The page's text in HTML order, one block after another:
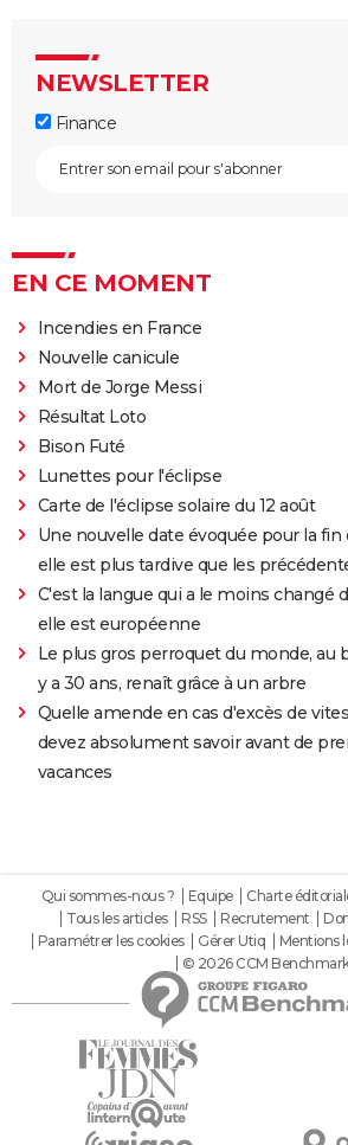
NEWSLETTER
Finance
EN CE MOMENT
Incendies en France
Nouvelle canicule
Mort de Jorge Messi
Résultat Loto
Bison Futé
Lunettes pour l'éclipse
Carte de l'éclipse solaire du 12 août
Une nouvelle date évoquée pour la fin
elle est plus tardive que les
C'est la langue qui a le moins changé
elle est européenne
Le plus gros perroquet du monde, au
y a 30 ans, renaît grâce à un arbre
Quelle amende en cas d'excès de
devez absolument savoir avant de
vacances
Qui sommes-nous ? Equipe Charte
Tous les articles
RSS Recrutement
Paramétrer les cookies
Gérer Utiq Mentions
© 2026 CCM